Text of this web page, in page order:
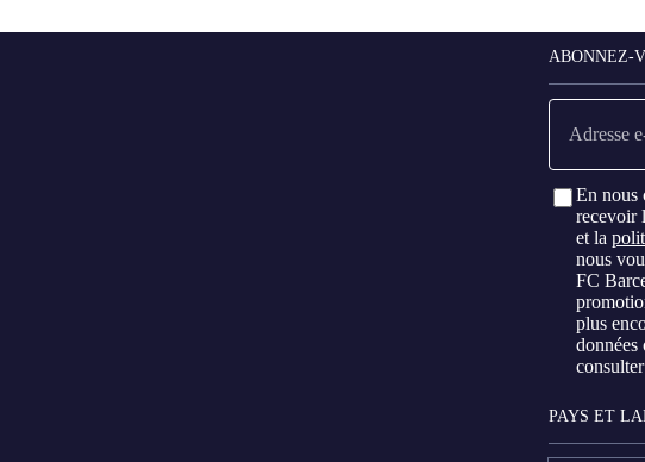
ABONNEZ-
E-
mail
En nous
recevoir
et la
nous
FC
plus
PAYS ET